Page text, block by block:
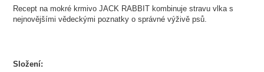
Recept na mokré krmivo JACK RABBIT kombinuje stravu vlka s
nejnovějšími vědeckými poznatky o správné výživě psů.
Složení: